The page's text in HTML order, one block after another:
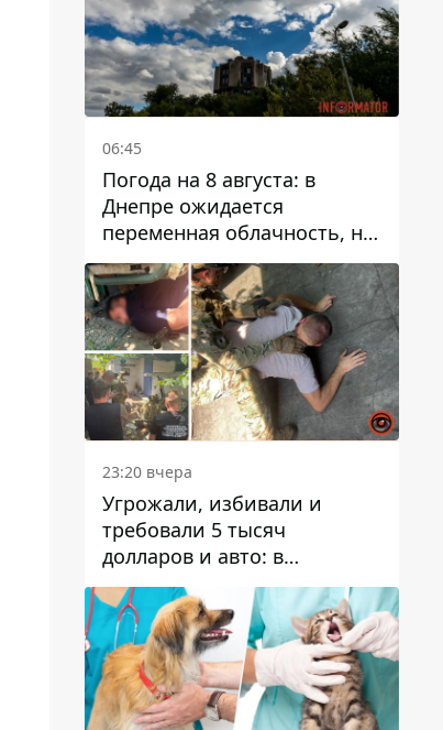
06:45
Погода на 8 августа: в
Днепре ожидается
переменная облачность, но
может пойти дождь
23:20 вчера
Угрожали, избивали и
требовали 5 тысяч
долларов и авто: в
Павлограде задержали двух
мужчин